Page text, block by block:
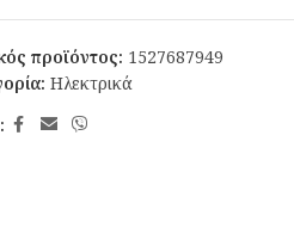
προϊόντος: 1527687949
Ηλεκτρικά